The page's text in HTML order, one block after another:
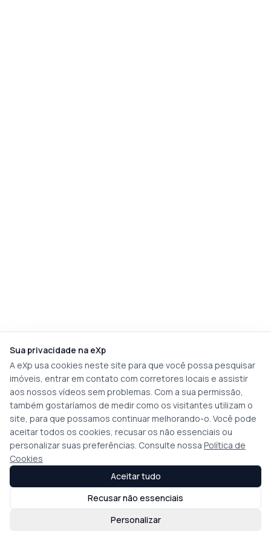
Sua privacidade na eXp
A eXp usa cookies neste site para que você possa pesquisar
imóveis, entrar em contato com corretores locais e assistir
aos nossos vídeos sem problemas. Com a sua permissão,
também gostaríamos de medir como os visitantes utilizam o
site, para que possamos continuar melhorando-o. Você pode
aceitar todos os cookies, recusar os não essenciais ou
personalizar suas preferências. Consulte nossa Política de
Cookies
Personalizar
Recusar não essenciais
Aceitar tudo